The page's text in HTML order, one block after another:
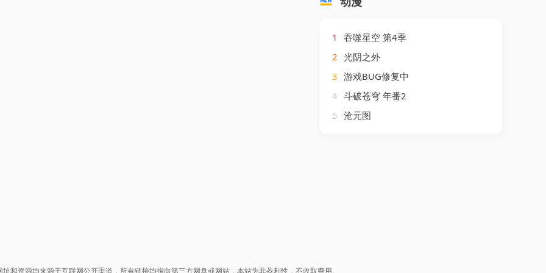
1
吞噬星空 第4季
2 光阴之外
3 游戏BUG修复中
4 斗破苍穹 年番2
5 沧元图
和资源均来源于互联网公开渠道，所有链接均指向第三方网盘或网站，本站为非盈利性，不收取费用。